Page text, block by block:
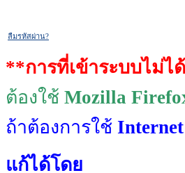
ลืมรหัสผ่าน?
**การที่เข้าระบบไม่ไ
ต้องใช้ Mozilla
ถ้าต้องการใช้
แก้ได้โดย